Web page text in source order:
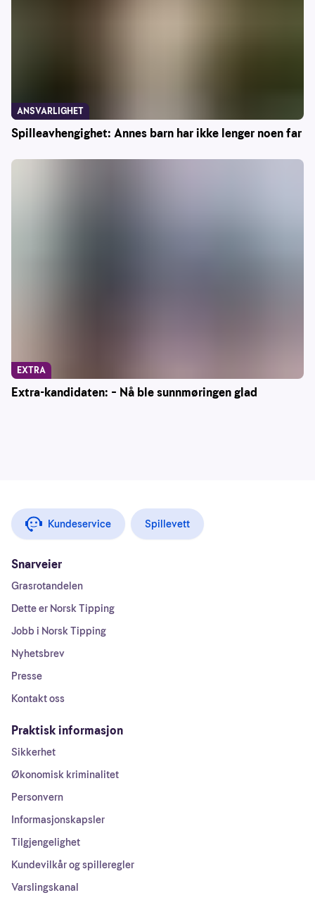
Spilleavhengighet: Annes barn har ikke lenger noen far
ANSVARLIGHET
Extra-kandidaten: – Nå ble sunnmøringen glad
EXTRA
Kundeservice Spillevett
Snarveier
Grasrotandelen
Dette er Norsk Tipping
Jobb i Norsk Tipping
Nyhetsbrev
Presse
Kontakt oss
Praktisk informasjon
Sikkerhet
Økonomisk kriminalitet
Personvern
Informasjonskapsler
Tilgjengelighet
Kundevilkår og spilleregler
Varslingskanal